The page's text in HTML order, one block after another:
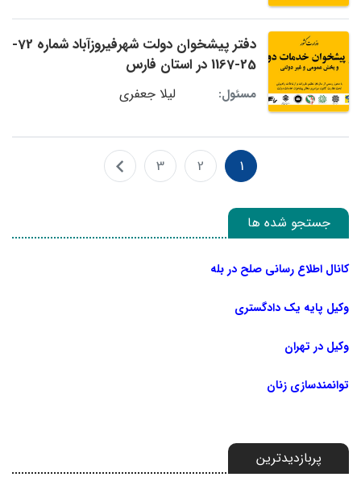
دفتر پیشخوان دولت شهرفیروزآباد شماره 72-
25-1167 در استان فارس
مسئول: لیلا جعفری
1
2
3
جستجو شده ها
کانال اطلاع رسانی صلح در بله
وکیل پایه یک دادگستری
وکیل در تهران
توانمندسازی زنان
پربازدیدترین